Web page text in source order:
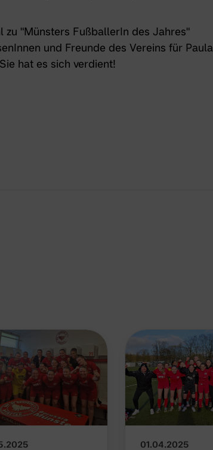
zu "Münsters FußballerIn des Jahres"
und Freunde des Vereins für Paula
hat es sich verdient!
01.04.2025